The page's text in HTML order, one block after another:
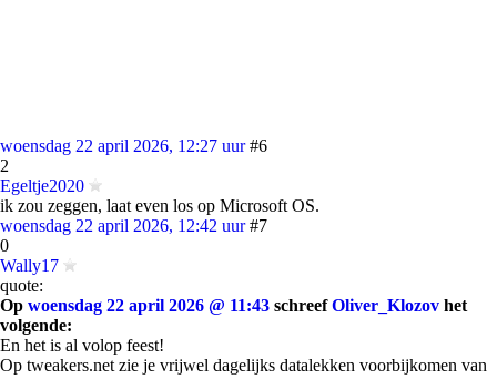
woensdag 22 april 2026, 12:27 uur #6
2
Egeltje2020
ik zou zeggen, laat even los op Microsoft OS.
woensdag 22 april 2026, 12:42 uur #7
0
Wally17
quote:
Op woensdag 22 april 2026 @ 11:43 schreefOliver_Klozov het
volgende:
En het is al volop feest!
Op tweakers.net zie je vrijwel dagelijks datalekken voorbijkomen van